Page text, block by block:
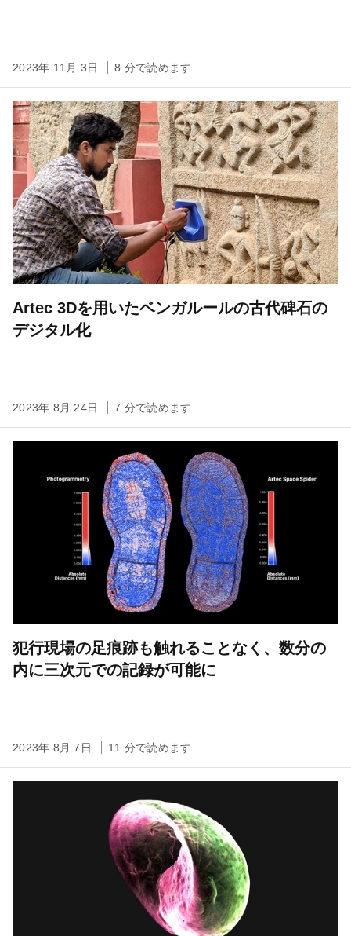
2023年 11月 3日 8 分で読めます
Artec 3Dを用いたベンガルールの古代碑石の
デジタル化
2023年 8月 24日 7 分で読めます
犯行現場の足痕跡も触れることなく、数分の
内に三次元での記録が可能に
2023年 8月 7日 11 分で読めます